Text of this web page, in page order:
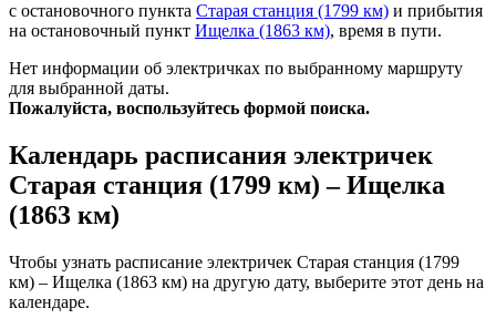
с остановочного пункта Старая станция (1799 км) и прибытия
на остановочный пункт Ищелка (1863 км), время в пути.
Нет информации об электричках по выбранному маршруту
для выбранной даты.
Пожалуйста, воспользуйтесь формой поиска.
Календарь расписания электричек
Старая станция (1799 км) – Ищелка
(1863 км)
Чтобы узнать расписание электричек Старая станция (1799
км) – Ищелка (1863 км) на другую дату, выберите этот день на
календаре.